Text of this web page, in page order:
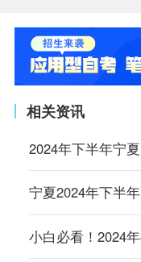
相关资讯
宁夏2024年下半
小白必看！2024